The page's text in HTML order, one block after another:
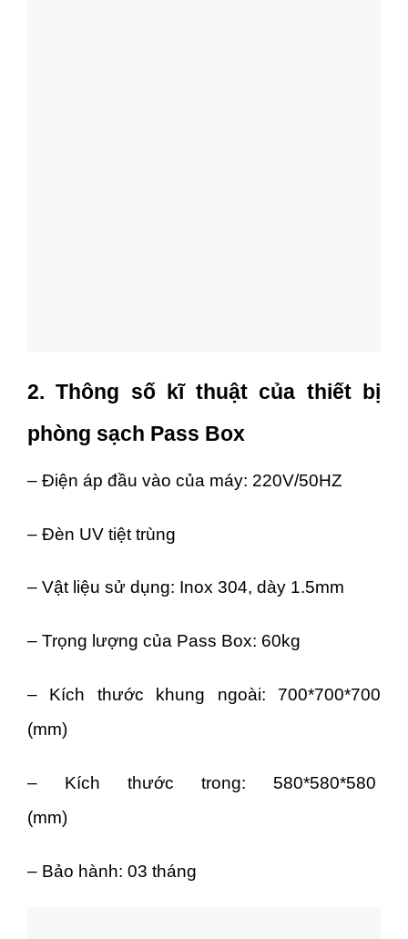
2. Thông số kĩ thuật của thiết bị
phòng sạch Pass Box
– Điện áp đầu vào của máy: 220V/50HZ
– Đèn UV tiệt trùng
– Vật liệu sử dụng: Inox 304, dày 1.5mm
– Trọng lượng của Pass Box: 60kg
– Kích thước khung ngoài: 700*700*700
(mm)
– Kích thước trong: 580*580*580
(mm)
– Bảo hành: 03 tháng